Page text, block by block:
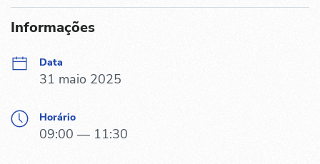
Informações
Data
31 maio 2025
Horário
09:00 — 11:30